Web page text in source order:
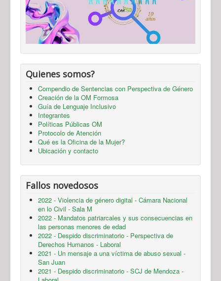
Quienes somos?
Compendio de Sentencias con Perspectiva de Género
Creación de la OM Formosa
Guía de Lenguaje Inclusivo
Integrantes
Políticas Públicas OM
Protocolo de Atención
Qué es la Oficina de la Mujer?
Ubicación y contacto
Fallos novedosos
2022 - Violencia de género digital - Cámara Nacional
en lo Civil - Sala M
2022 - Mandatos patriarcales y sus consecuencias en
las personas menores de edad
2022 - Despido discriminatorio - Perspectiva de
Derechos Humanos - Laboral
2021 - Un mensaje a una víctima de abuso sexual -
San Juan
2021 - Despido discriminatorio - SCJ de Mendoza -